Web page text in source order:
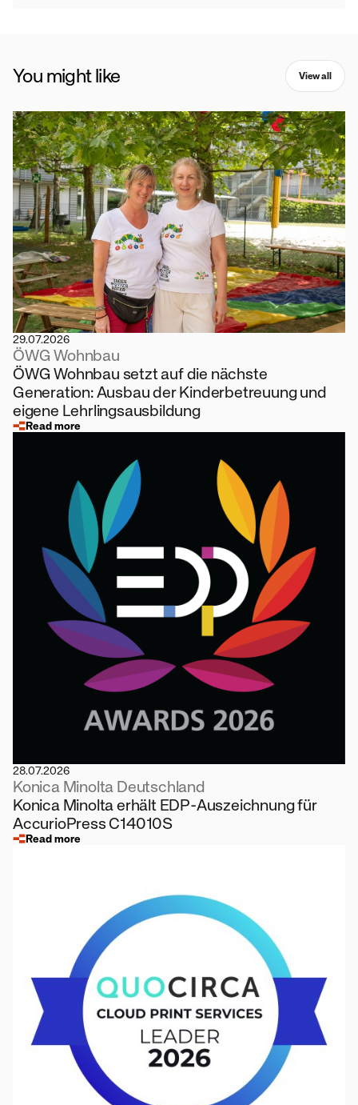
You might like View all
29.07.2026
ÖWG Wohnbau
ÖWG Wohnbau setzt auf die nächste
Generation: Ausbau der Kinderbetreuung und
eigene Lehrlingsausbildung
Read more
28.07.2026
Konica Minolta Deutschland
Konica Minolta erhält EDP-Auszeichnung für
AccurioPress C14010S
Read more